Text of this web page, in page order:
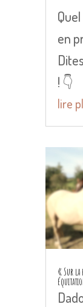
en
! 👇
lire
« Sur la